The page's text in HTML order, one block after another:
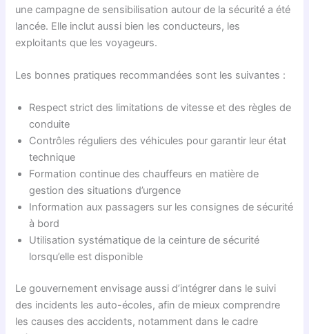
une campagne de sensibilisation autour de la sécurité a été
lancée. Elle inclut aussi bien les conducteurs, les
exploitants que les voyageurs.
Les bonnes pratiques recommandées sont les suivantes :
Respect strict des limitations de vitesse et des règles de
conduite
Contrôles réguliers des véhicules pour garantir leur état
technique
Formation continue des chauffeurs en matière de
gestion des situations d’urgence
Information aux passagers sur les consignes de sécurité
à bord
Utilisation systématique de la ceinture de sécurité
lorsqu’elle est disponible
Le gouvernement envisage aussi d’intégrer dans le suivi
des incidents les auto-écoles, afin de mieux comprendre
les causes des accidents, notamment dans le cadre